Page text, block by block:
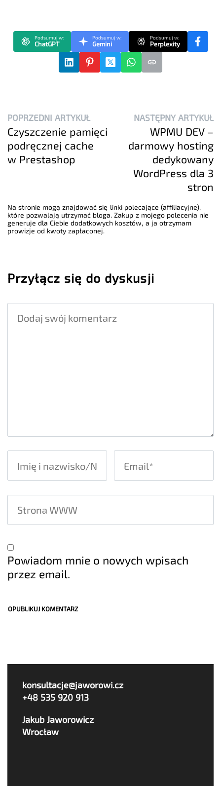
Podsumuj w:
ChatGPT
Podsumuj w:
Gemini
Podsumuj w:
Perplexity
POPRZEDNI ARTYKUŁ
Czyszczenie pamięci
podręcznej cache
w Prestashop
NASTĘPNY ARTYKUŁ
WPMU DEV –
darmowy hosting
dedykowany
WordPress dla 3
stron
Na stronie mogą znajdować się linki polecające (affiliacyjne),
które pozwalają utrzymać bloga. Zakup z mojego polecenia nie
generuje dla Ciebie dodatkowych kosztów, a ja otrzymam
prowizje od kwoty zapłaconej.
Przyłącz się do dyskusji
Powiadom mnie o nowych wpisach
przez email.
konsultacje@jaworowi.cz
+48 535 920 913
Jakub Jaworowicz
Wrocław